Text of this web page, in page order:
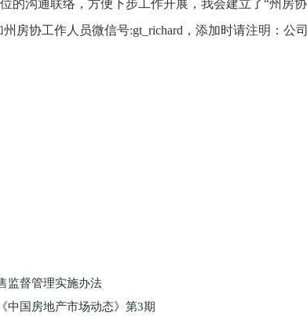
的沟通联络，方便下步工作开展，我会建立了“州房
房协工作人员微信号:gt_richard，添加时请注明：公
监督管理实施办法
中国房地产市场动态》第3期